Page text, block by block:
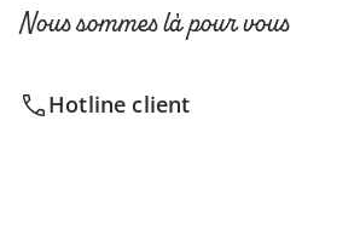
Nous sommes là pour vous
Hotline client